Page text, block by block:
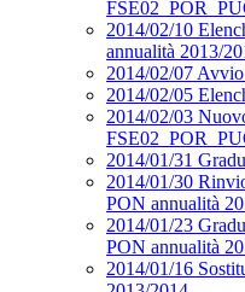
2014/02/10
annualità 2013/
2014/02/07
2014/02/05
2014/02/03
2014/01/31
2014/01/30
PON annualità
2014/01/23
PON annualità
2014/01/16